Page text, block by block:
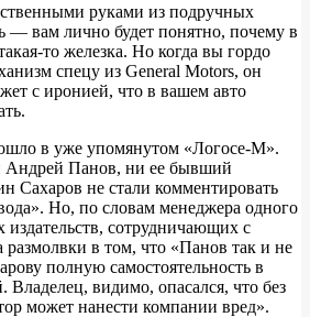
руками из подручных
— вам лично будет понятно, почему в
то железка. Но когда вы гордо
спецу из General Motors, он
с иронией, что в вашем авто
в уже упомянутом «Логосе-М».
Андрей Панов, ни ее бывший
Сахаров не стали комментировать
Но, по словам менеджера одного
издательств, сотрудничающих с
в том, что «Панов так и не
полную самостоятельность в
Владелец, видимо, опасался, что без
может нанести компании вред».